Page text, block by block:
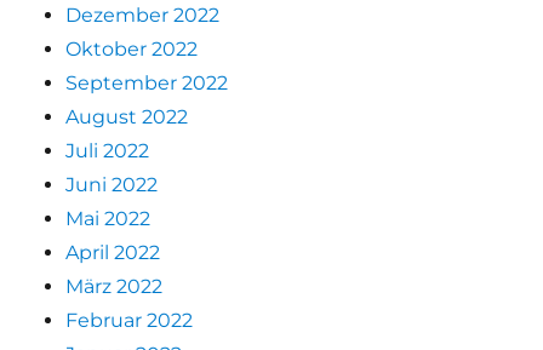
Dezember 2022
Oktober 2022
September 2022
August 2022
Juli 2022
Juni 2022
Mai 2022
April 2022
März 2022
Februar 2022